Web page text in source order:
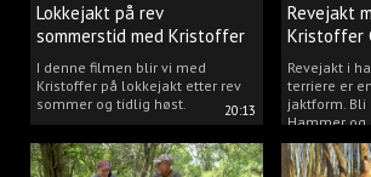
20:13
Lokkejakt på rev
sommerstid med Kristoffer
Clausen
I denne filmen blir vi med
Kristoffer på lokkejakt etter rev
sommer og tidlig høst.
Revejakt
Kristoffer
Anders
Revejakt i
terriere er
jaktform. Bli
Hammer og